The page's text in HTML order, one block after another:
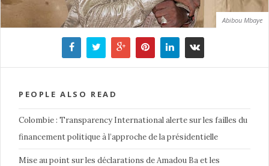
Abibou Mbaye
PEOPLE ALSO READ
Colombie : Transparency International alerte sur les failles du
financement politique à l’approche de la présidentielle
Mise au point sur les déclarations de Amadou Ba et les